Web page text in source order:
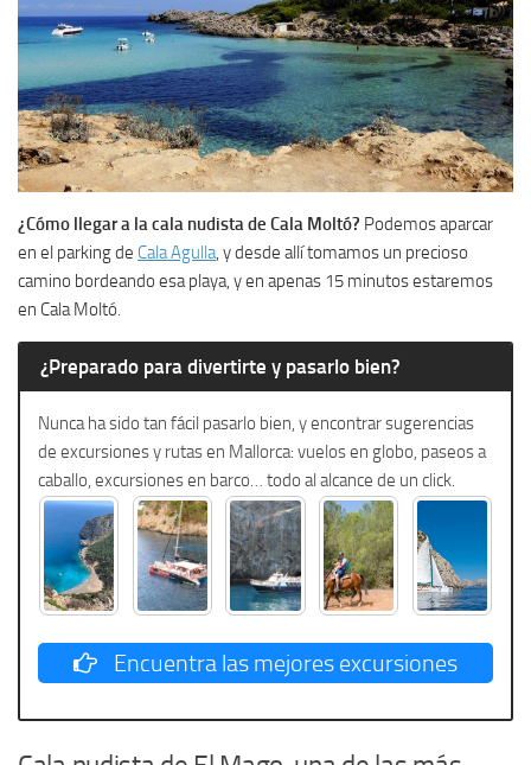
¿Cómo llegar a la cala nudista de Cala Moltó? Podemos aparcar
en el parking de Cala Agulla , y desde allí tomamos un precioso
camino bordeando esa playa, y en apenas 15 minutos estaremos
en Cala Moltó.
¿Preparado para divertirte y pasarlo bien?
Nunca ha sido tan fácil pasarlo bien, y encontrar sugerencias
de excursiones y rutas en Mallorca: vuelos en globo, paseos a
caballo, excursiones en barco… todo al alcance de un click.
Encuentra las mejores excursiones